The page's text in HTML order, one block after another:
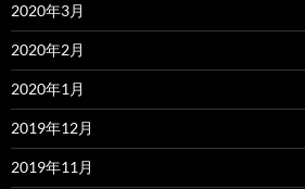
2020年3月
2020年2月
2020年1月
2019年12月
2019年11月